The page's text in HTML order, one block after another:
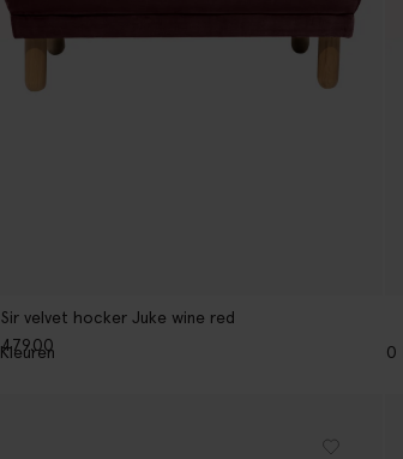
Sir velvet hocker Juke wine red
479.00
Kleuren 10